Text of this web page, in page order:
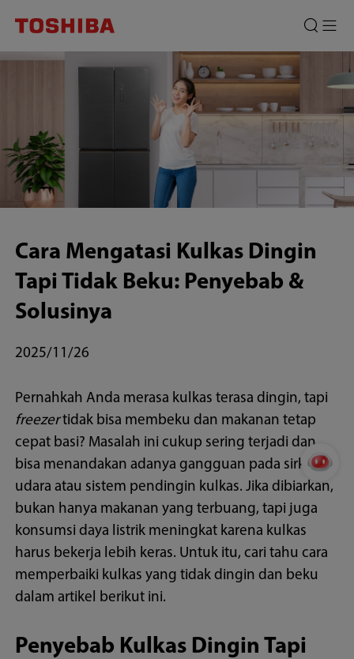
Cara
Mengatasi
Tapi
Tidak
Beku:
&
Solusinya
Cara Mengatasi Kulkas Dingin
Tapi Tidak Beku: Penyebab &
Solusinya
2025/11/26
Pernahkah Anda merasa kulkas terasa dingin, tapi
freezertidak bisa membeku dan makanan tetap
cepat basi? Masalah ini cukup sering terjadi dan
bisa menandakan adanya gangguan pada sirkulasi
udara atau sistem pendingin kulkas. Jika dibiarkan,
bukan hanya makanan yang terbuang, tapi juga
konsumsi daya listrik meningkat karena kulkas
harus bekerja lebih keras. Untuk itu, cari tahu cara
memperbaiki kulkas yang tidak dingin dan beku
dalam artikel berikut ini.
Penyebab Kulkas Dingin Tapi